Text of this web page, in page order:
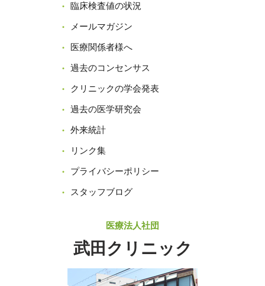
臨床検査値の状況
メールマガジン
医療関係者様へ
過去のコンセンサス
クリニックの学会発表
過去の医学研究会
外来統計
リンク集
プライバシーポリシー
スタッフブログ
医療法人社団
武田クリニック